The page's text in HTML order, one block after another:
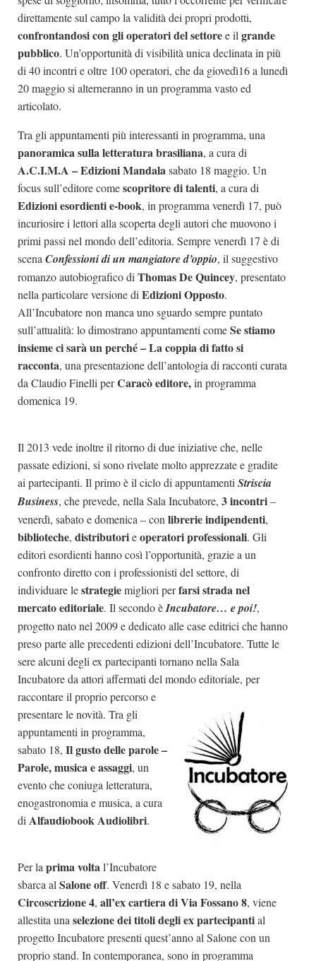
direttamente sul campo la validità dei propri prodotti,
confrontandosi con gli operatori del settoree il grande
pubblico. Un’opportunità di visibilità unica declinata in più
di 40 incontri e oltre 100 operatori, che da giovedì16 a lunedì
20 maggio si alterneranno in un programma vasto ed
articolato.
Tra gli appuntamenti più interessanti in programma, una
panoramica sulla letteratura brasiliana, a cura di
A.C.I.M.A – Edizioni Mandalasabato 18 maggio. Un
focus sull’editore comescopritore di talenti, a cura di
Edizioni esordienti e-book, in programma venerdì 17, può
incuriosire i lettori alla scoperta degli autori che muovono i
primi passi nel mondo dell’editoria. Sempre venerdì 17 è di
scena Confessioni di un mangiatore d’oppio, il suggestivo
romanzo autobiografico di Thomas De Quincey, presentato
nella particolare versione di Edizioni Opposto.
All’Incubatore non manca uno sguardo sempre puntato
sull’attualità: lo dimostrano appuntamenti comeSe stiamo
insieme ci sarà un perché – La coppia di fatto si
racconta, una presentazione dell’antologia di racconti curata
da Claudio Finelli perCaracò editore,in programma
domenica 19.
Il 2013 vede inoltre il ritorno di due iniziativeche, nelle
passate edizioni, si sono rivelate molto apprezzate e gradite
ai partecipanti. Il primo è il ciclo di appuntamenti Striscia
Business, che prevede, nella Sala Incubatore, 3 incontri–
venerdì, sabato e domenica – con librerie indipendenti,
biblioteche, distributorieoperatori professionali. Gli
editori esordienti hanno così l’opportunità, grazie a un
confronto diretto con i professionisti del settore, di
individuare lestrategiemigliori perfarsi strada nel
mercato editoriale. Il secondo èIncubatore… e poi!,
progetto nato nel 2009 e dedicato alle case editrici che hanno
preso parte alle precedenti edizioni dell’Incubatore. Tutte le
sere alcuni degli ex partecipanti tornano nella Sala
Incubatore da attori affermati del mondo editoriale, per
raccontare il propriopercorso e
presentare le novità. Tra gli
appuntamenti in programma,
sabato 18, Il gusto delle parole –
Parole, musica e assaggi, un
evento che coniuga letteratura,
enogastronomia e musica, a cura
di Alfaudiobook Audiolibri.
Per la prima voltal’Incubatore
sbarca al Salone off. Venerdì 18 e sabato 19, nella
Circoscrizione 4, all’ex cartiera di Via Fossano 8, viene
allestita una selezione dei titoli degli ex partecipantial
progetto Incubatore presenti quest’anno al Salone con un
proprio stand. In contemporanea, sono in programma